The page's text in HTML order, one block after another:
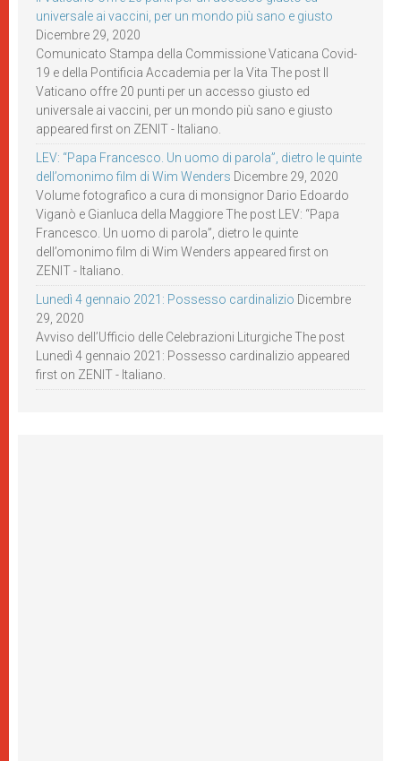
universale ai vaccini, per un mondo più sano e giusto
Dicembre 29, 2020
Comunicato Stampa della Commissione Vaticana Covid-
19 e della Pontificia Accademia per la Vita The post Il
Vaticano offre 20 punti per un accesso giusto ed
universale ai vaccini, per un mondo più sano e giusto
appeared first on ZENIT - Italiano.
LEV: “Papa Francesco. Un uomo di parola”, dietro le quinte
dell’omonimo film di Wim Wenders Dicembre 29, 2020
Volume fotografico a cura di monsignor Dario Edoardo
Viganò e Gianluca della Maggiore The post LEV: “Papa
Francesco. Un uomo di parola”, dietro le quinte
dell’omonimo film di Wim Wenders appeared first on
ZENIT - Italiano.
Lunedì 4 gennaio 2021: Possesso cardinalizio Dicembre
29, 2020
Avviso dell’Ufficio delle Celebrazioni Liturgiche The post
Lunedì 4 gennaio 2021: Possesso cardinalizio appeared
first on ZENIT - Italiano.